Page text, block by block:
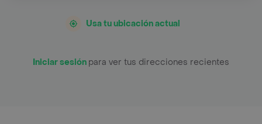
Usa tu ubicación actual
Iniciar sesión para ver tus direcciones recientes